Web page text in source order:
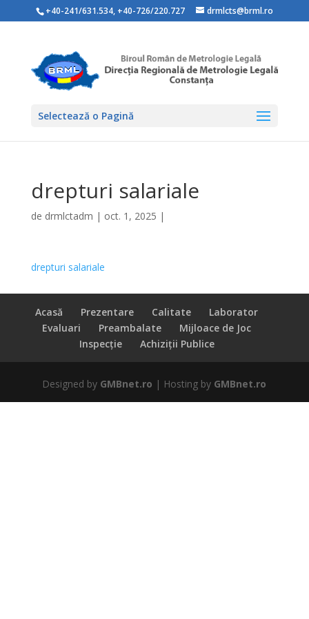
+40-241/631.534, +40-726/220.727 drmlcts@brml.ro
Selectează o Pagină
drepturi salariale
de drmlctadm | oct. 1, 2025 |
drepturi salariale
Acasă Prezentare Calitate
Laborator
Evaluari
Preambalate
Mijloace de Joc
Inspecție
Achiziții Publice
Designed by GMBnet.ro | Hosting by GMBnet.ro